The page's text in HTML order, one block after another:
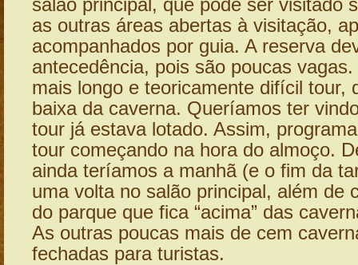
salão principal, que pode ser visitado
as outras áreas abertas à visitação,
acompanhados por guia. A reserva
antecedência, pois são poucas
mais longo e teoricamente difícil tour,
baixa da caverna. Queríamos ter
tour já estava lotado. Assim,
tour começando na hora do almoço.
ainda teríamos a manhã (e o fim da
uma volta no salão principal, além de
do parque que fica “acima” das
As outras poucas mais de cem
fechadas para turistas.